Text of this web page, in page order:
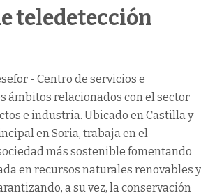
teledetección
- Centro de servicios e
ámbitos relacionados con el sector
e industria. Ubicado en Castilla y
en Soria, trabaja en el
más sostenible fomentando
en recursos naturales renovables y
a su vez, la conservación